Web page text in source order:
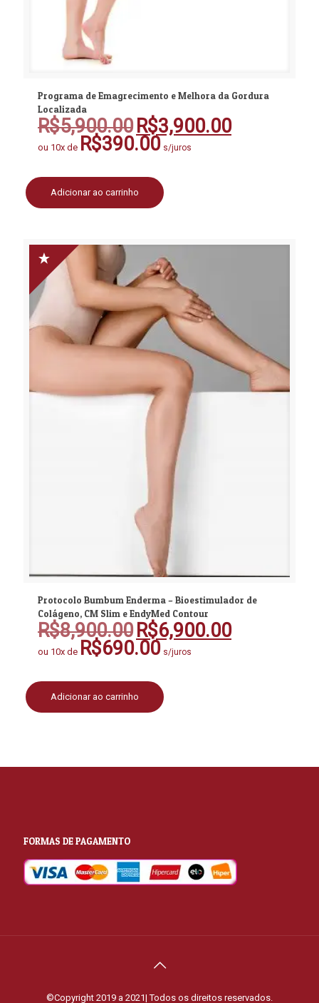
Programa de Emagrecimento e Melhora da Gordura
Localizada
R$5,900.00 O
preço
original
R$5,900.00.
R$3,900.00O
preço
ou 10x de R$390.00 s/juros
Adicionar ao carrinho
Protocolo Bumbum Enderma – Bioestimulador de
Colágeno, CM Slim e EndyMed Contour
R$8,900.00 O
preço
original
R$8,900.00.
R$6,900.00O
preço
ou 10x de R$690.00 s/juros
Adicionar ao carrinho
FORMAS DE PAGAMENTO
©Copyright 2019 a 2021| Todos os direitos reservados.